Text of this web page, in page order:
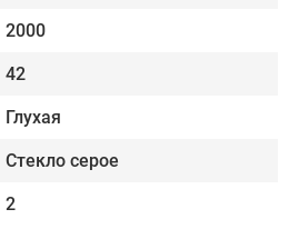
2000
42
Глухая
Стекло серое
2